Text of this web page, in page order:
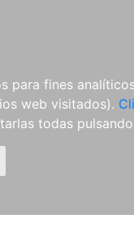
para fines
web visitados).
todas
Y EDICIONES